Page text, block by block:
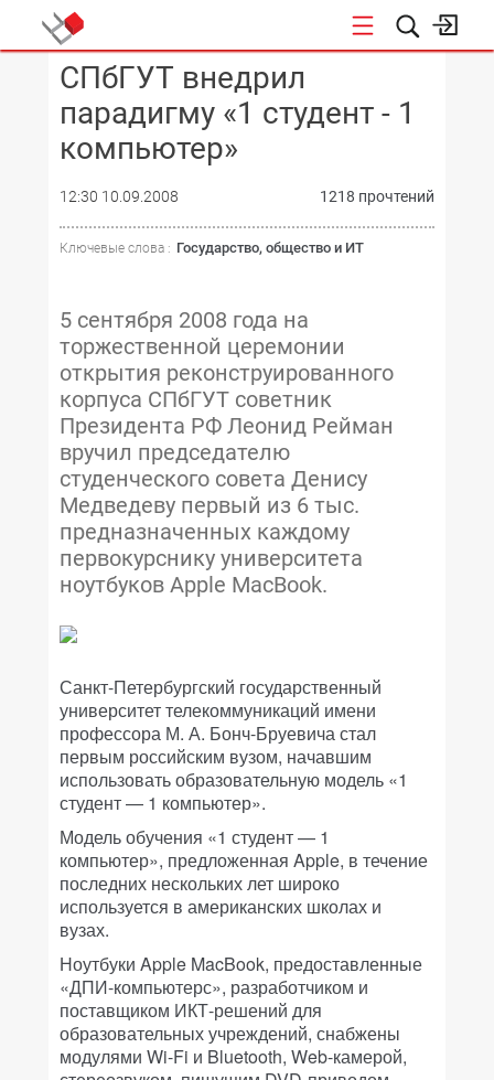
КОНФЕРЕНЦИИ
СПбГУТ внедрил
парадигму «1 студент - 1
компьютер»
12:30 10.09.2008 1218 прочтений
Ключевые слова : Государство, общество и ИТ
5 сентября 2008 года на
торжественной церемонии
открытия реконструированного
корпуса СПбГУТ советник
Президента РФ Леонид Рейман
вручил председателю
студенческого совета Денису
Медведеву первый из 6 тыс.
предназначенных каждому
первокурснику университета
ноутбуков Apple MacBook.
Санкт-Петербургский государственный
университет телекоммуникаций имени
профессора М. А. Бонч-Бруевича стал
первым российским вузом, начавшим
использовать образовательную модель «1
студент — 1 компьютер».
Модель обучения «1 студент — 1
компьютер», предложенная Apple, в течение
последних нескольких лет широко
используется в американских школах и
вузах.
Ноутбуки Apple MacBook, предоставленные
«ДПИ-компьютерс», разработчиком и
поставщиком ИКТ-решений для
образовательных учреждений, снабжены
модулями Wi-Fi и Bluetooth, Web-камерой,